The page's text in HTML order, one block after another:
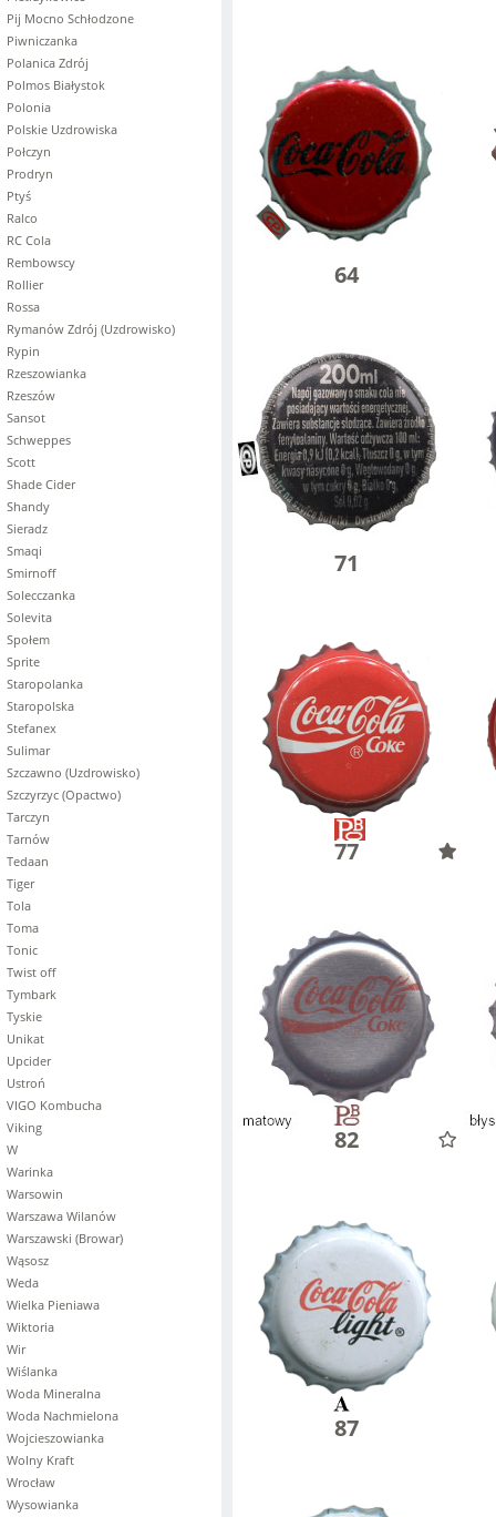
Pij Mocno Schłodzone
Piwniczanka
Polanica Zdrój
Polmos Białystok
Polonia
Polskie Uzdrowiska
Połczyn
Prodryn
Ptyś
Ralco
RC Cola
Rembowscy
Rollier
Rossa
Rymanów Zdrój (Uzdrowisko)
Rypin
Rzeszowianka
Rzeszów
Sansot
Schweppes
Scott
Shade Cider
Shandy
Sieradz
Smaqi
Smirnoff
Solecczanka
Solevita
Społem
Sprite
Staropolanka
Staropolska
Stefanex
Sulimar
Szczawno (Uzdrowisko)
Szczyrzyc (Opactwo)
Tarczyn
Tarnów
Tedaan
Tiger
Tola
Toma
Tonic
Twist off
Tymbark
Tyskie
Unikat
Upcider
Ustroń
VIGO Kombucha
Viking
W
Warinka
Warsowin
Warszawa Wilanów
Warszawski (Browar)
Wąsosz
Weda
Wielka Pieniawa
Wiktoria
Wir
Wiślanka
Woda Mineralna
Woda Nachmielona
Wojcieszowianka
Wolny Kraft
Wrocław
Wysowianka
64
71
77
82
87